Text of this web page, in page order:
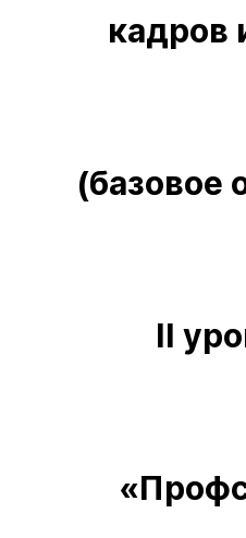
кадров
(базовое
II